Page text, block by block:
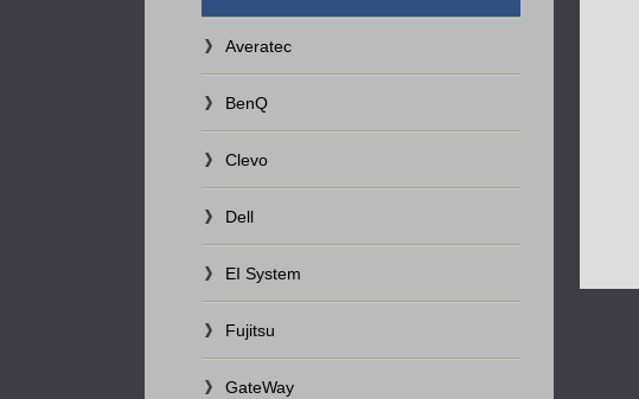
Averatec
BenQ
Clevo
Dell
EI System
Fujitsu
GateWay